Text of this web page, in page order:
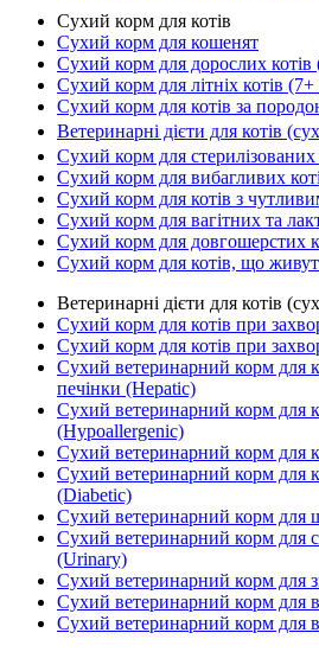
Сухий корм для котів
Сухий корм для кошенят
Сухий корм для дорослих котів
Сухий корм для літніх котів (7+
Сухий корм для котів за
Ветеринарні дієти для котів
Сухий корм для стерилізованих
Сухий корм для вибагливих
Сухий корм для котів з
Сухий корм для вагітних та
Сухий корм для довгошерстих
Сухий корм для котів, що
Ветеринарні дієти для котів
Сухий корм для котів при
Сухий корм для котів при
Сухий ветеринарний корм для
печінки (Hepatic)
Сухий ветеринарний корм для
(Hypoallergenic)
Сухий ветеринарний корм для
Сухий ветеринарний корм для
(Diabetic)
Сухий ветеринарний корм для
Сухий ветеринарний корм для
(Urinary)
Сухий ветеринарний корм для
Сухий ветеринарний корм для
Сухий ветеринарний корм для